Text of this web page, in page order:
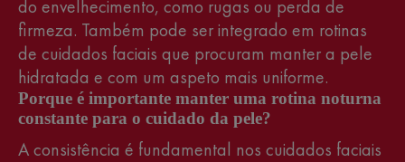
do envelhecimento, como rugas ou perda de
firmeza. Também pode ser integrado em rotinas
de cuidados faciais que procuram manter a pele
hidratada e com um aspeto mais uniforme.
Porque é importante manter uma rotina noturna
constante para o cuidado da pele?
A consistência é fundamental nos cuidados faciais